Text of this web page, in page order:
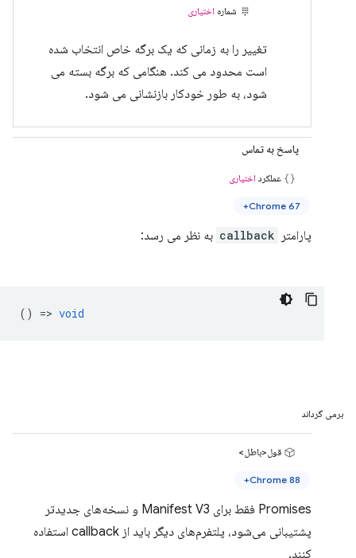
شماره اختیاری
تغییر را به زمانی که یک برگه خاص انتخاب شده
است محدود می کند. هنگامی که برگه بسته می
شود، به طور خودکار بازنشانی می شود.
پاسخ به تماس
عملکرد اختیاری
Chrome 67+
پارامتر callback به نظر می رسد:
() => void
برمی گرداند
قول<باطل>
Chrome 88+
Promises فقط برای Manifest V3 و نسخه‌های جدیدتر
پشتیبانی می‌شود، پلتفرم‌های دیگر باید از callback استفاده
کنند.